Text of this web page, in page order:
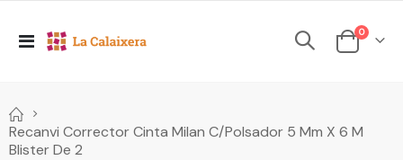
Toggle
Cesta
0elements
Recanvi Corrector Cinta Milan C/Polsador 5 Mm X 6 M
Blister De 2